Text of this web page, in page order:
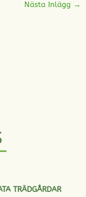
Nästa Inlägg →
TRÄDGÅRDAR